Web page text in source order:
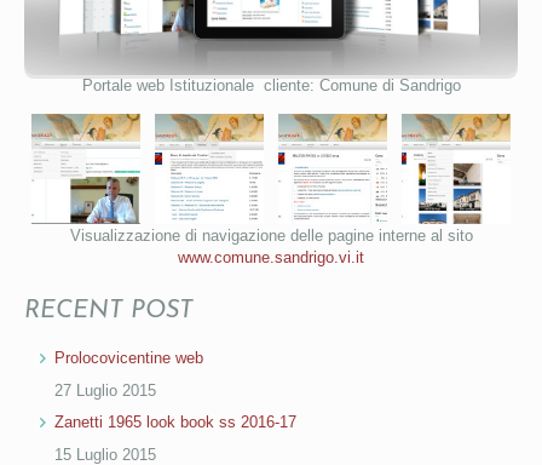
Portale web Istituzionale cliente: Comune di Sandrigo
Visualizzazione di navigazione delle pagine interne al sito
www.comune.sandrigo.vi.it
RECENT POST
Prolocovicentine web
27 Luglio 2015
Zanetti 1965 look book ss 2016-17
15 Luglio 2015